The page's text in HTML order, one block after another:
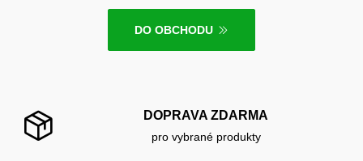
DO OBCHODU
DOPRAVA ZDARMA
pro vybrané produkty